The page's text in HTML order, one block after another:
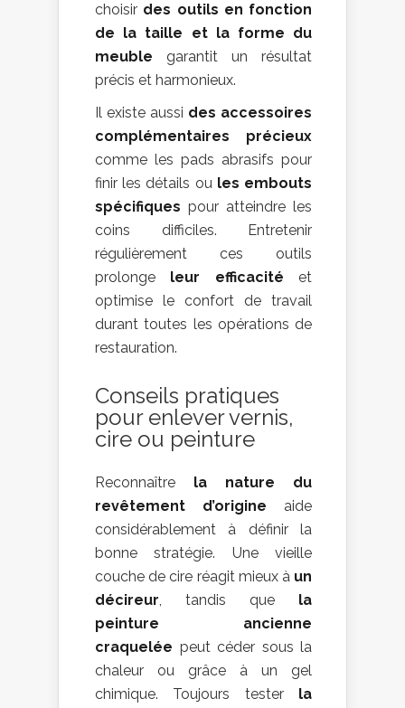
choisir des outils en fonction
de la taille et la forme du
meuble garantit un résultat
précis et harmonieux.
Il existe aussi des accessoires
complémentaires précieux
comme les pads abrasifs pour
finir les détails ou les embouts
spécifiques pour atteindre les
coins difficiles. Entretenir
régulièrement ces outils
prolonge leur efficacité et
optimise le confort de travail
durant toutes les opérations de
restauration.
Conseils pratiques
pour enlever vernis,
cire ou peinture
Reconnaître la nature du
revêtement d’origine aide
considérablement à définir la
bonne stratégie. Une vieille
couche de cire réagit mieux à un
décireur, tandis que la
peinture ancienne
craquelée peut céder sous la
chaleur ou grâce à un gel
chimique. Toujours tester la